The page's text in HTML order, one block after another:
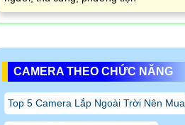
CAMERA THEO CHỨC NĂNG
Top 5 Camera Lắp Ngoài Trời Nên Mua